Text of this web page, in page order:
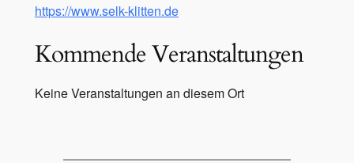
https://www.selk-klitten.de
Kommende Veranstaltungen
Keine Veranstaltungen an diesem Ort